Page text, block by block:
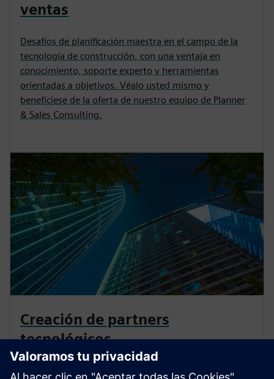
ventas
Desafíos de planificación maestra en el campo de la
tecnología de construcción, con una ventaja en
conocimiento, soporte experto y herramientas
orientadas a objetivos. Véalo usted mismo y
benefíciese de la oferta de nuestro equipo de Planner
& Sales Consulting.
Creación de partners
tecnológicos
Al unirse al programa de socios de construcción,